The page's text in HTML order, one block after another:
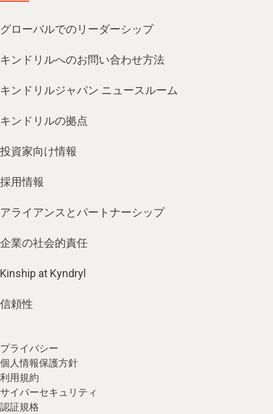
グローバルでのリーダーシップ
キンドリルへのお問い合わせ方法
キンドリルジャパン ニュースルーム
キンドリルの拠点
投資家向け情報
採用情報
アライアンスとパートナーシップ
企業の社会的責任
Kinship at Kyndryl
信頼性
プライバシー
個人情報保護方針
利用規約
サイバーセキュリティ
認証規格